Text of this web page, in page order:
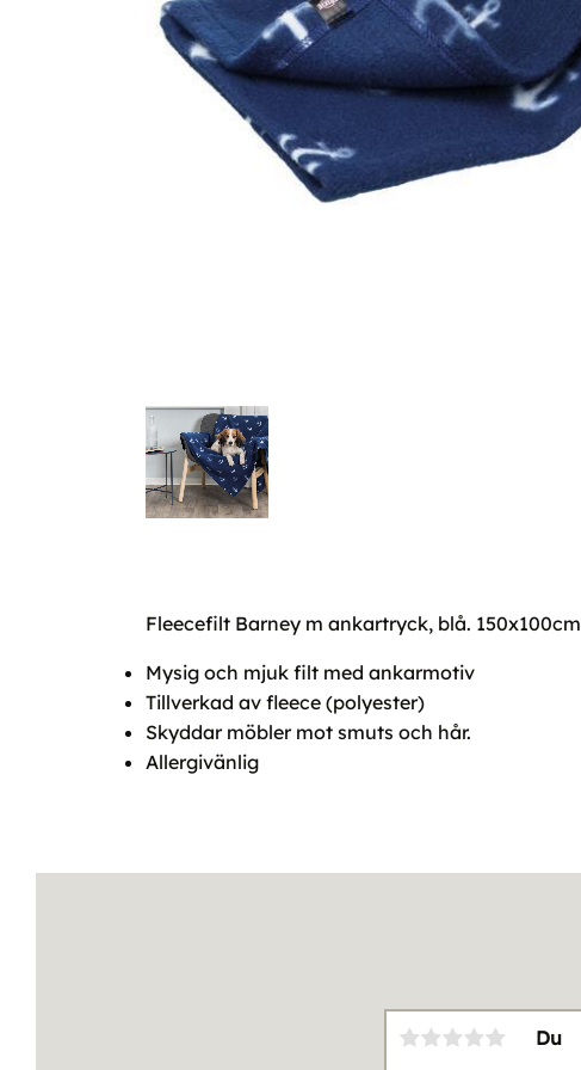
Fleecefilt Barney m ankartryck, blå. 150x100cm
Mysig och mjuk filt med ankarmotiv
Tillverkad av fleece (polyester)
Skyddar möbler mot smuts och hår.
Allergivänlig
Du